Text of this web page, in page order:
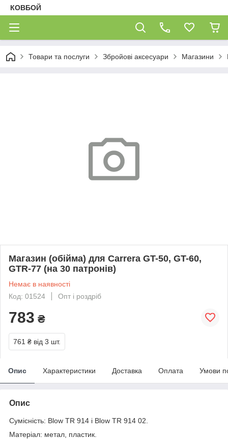
КОВБОЙ
Товари та послуги Збройові аксесуари Магазини
Магазин (обійма) для Carrera GT-50, GT-60,
GTR-77 (на 30 патронів)
Немає в наявності
Код: 01524
Опт і роздріб
783 ₴
761 ₴ від 3 шт.
Опис Характеристики Доставка Оплата Умови
Опис
Сумісність: Blow TR 914 і Blow TR 914 02.
Матеріал: метал, пластик.